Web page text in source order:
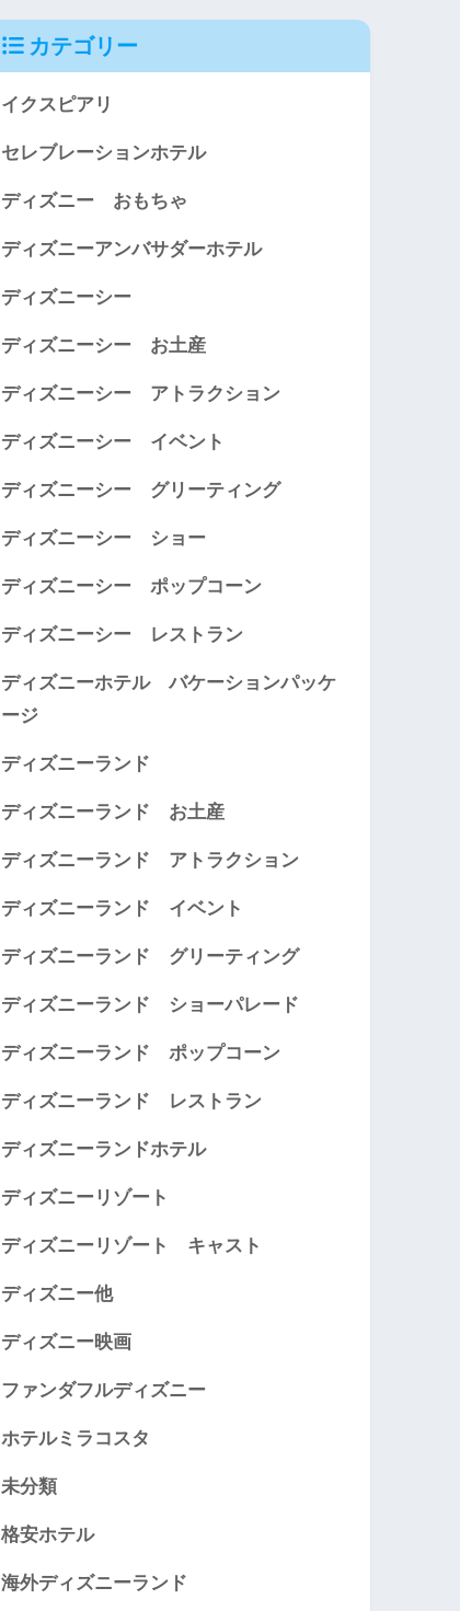
カテゴリー
イクスピアリ
セレブレーションホテル
ディズニー おもちゃ
ディズニーアンバサダーホテル
ディズニーシー
ディズニーシー お土産
ディズニーシー アトラクション
ディズニーシー イベント
ディズニーシー グリーティング
ディズニーシー ショー
ディズニーシー ポップコーン
ディズニーシー レストラン
ディズニーホテル バケーションパッケ
ージ
ディズニーランド
ディズニーランド お土産
ディズニーランド アトラクション
ディズニーランド イベント
ディズニーランド グリーティング
ディズニーランド ショーパレード
ディズニーランド ポップコーン
ディズニーランド レストラン
ディズニーランドホテル
ディズニーリゾート
ディズニーリゾート キャスト
ディズニー他
ディズニー映画
ファンダフルディズニー
ホテルミラコスタ
未分類
格安ホテル
海外ディズニーランド